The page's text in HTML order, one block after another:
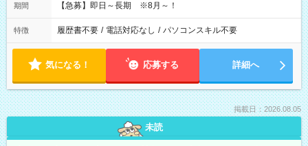
期間 【急募】即日～長期 ※8月～！
特徴 履歴書不要 / 電話対応なし / パソコンスキル不要
気になる！ 応募する 詳細へ
掲載日：2026.08.05
未読